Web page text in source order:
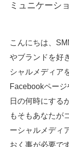
ミュニケーシ
こんにちは、
やブランドを好
シャルメディア
Facebookペー
日の何時にする
もそもあなたが
ーシャルメディ
おく事が必要で